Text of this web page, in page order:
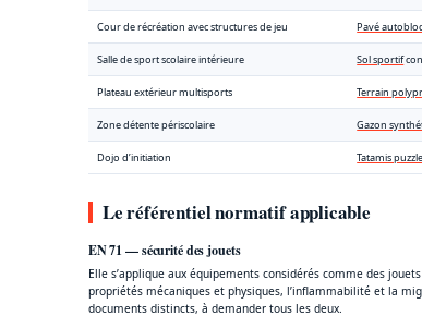
Cour de récréation avec structures de jeu Pavé
Salle de sport scolaire intérieure Sol sportif
Plateau extérieur multisports Terrain
Zone détente périscolaire Gazon
Dojo d’initiation Tatamis
Le référentiel normatif applicable
EN 71 — sécurité des jouets
Elle s’applique aux équipements considérés comme des
propriétés mécaniques et physiques, l’inflammabilité et la
documents distincts, à demander tous les deux.